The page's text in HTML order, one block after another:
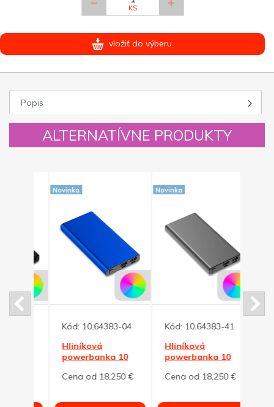
KS
vložiť do výberu
Popis
ALTERNATÍVNE PRODUKTY
Novinka
Kód:10.64383-04
Hliníková
powerbanka 10
Cena od 18,250 €
Novinka
Kód:10.64383-41
Hliníková
powerbanka 10
grafitová
Cena od 18,250 €